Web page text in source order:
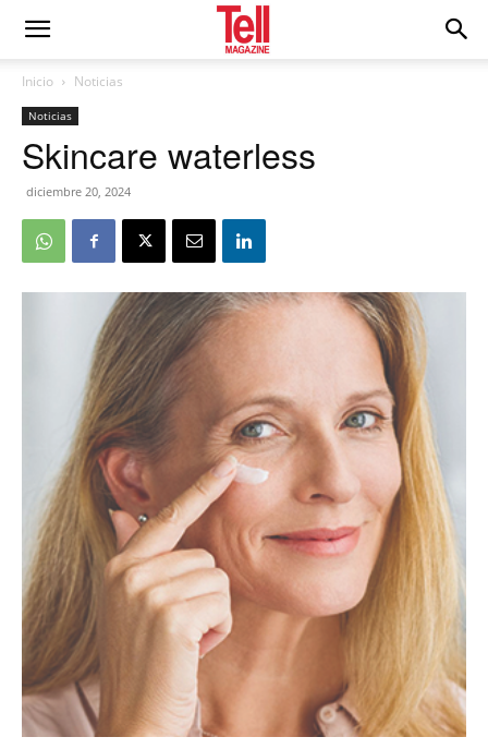
Inicio Noticias
Noticias
Skincare waterless
diciembre 20, 2024